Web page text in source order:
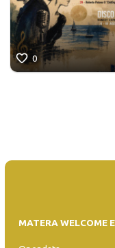
0
MATERA WELCOME